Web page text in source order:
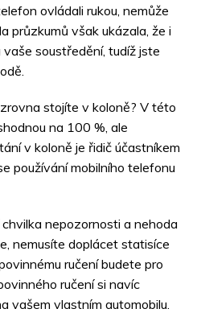
ovládali rukou, nemůže
průzkumů však ukázala, že i
soustředění, tudíž jste
stojíte v koloně? V této
na 100 %, ale
v koloně je řidič účastníkem
používání mobilního telefonu
nepozornosti a nehoda
nemusíte doplácet statisíce
ručení budete pro
ručení si navíc
vašem vlastním automobilu.